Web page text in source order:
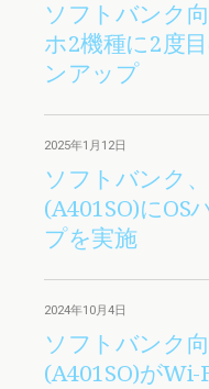
ソフトバンク
ホ2機種に2度
ンアップ
2025年1月12日
ソフトバンク
(A401SO)にOS
プを実施
2024年10月4日
ソフトバンク
(A401SO)が